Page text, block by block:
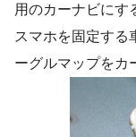
用のカーナビにす
スマホを固定する
ーグルマップをカ